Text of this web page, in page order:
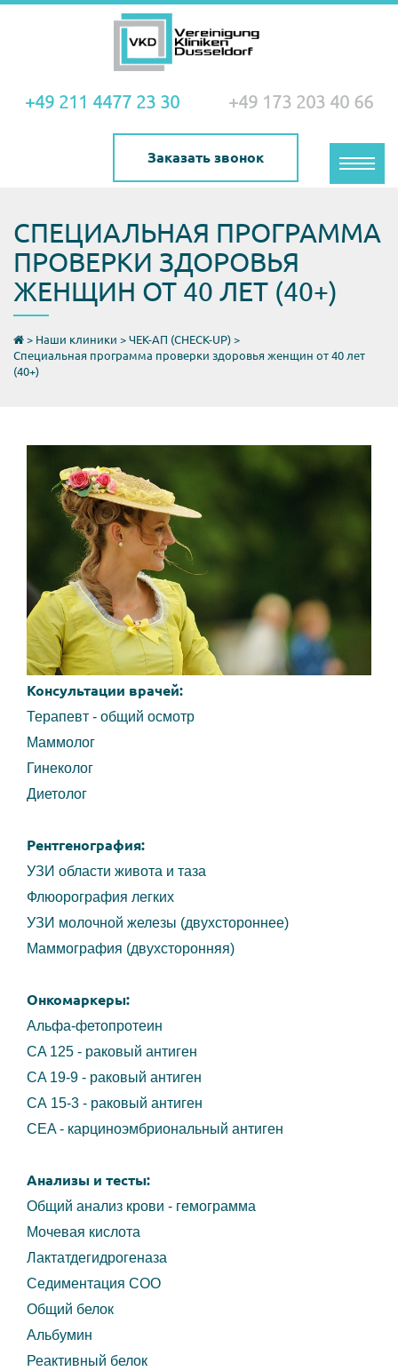
+49 211 4477 23 30 +49 173 203 40 66
Заказать звонок
Toggle
СПЕЦИАЛЬНАЯ ПРОГРАММА
ПРОВЕРКИ ЗДОРОВЬЯ
ЖЕНЩИН ОТ 40 ЛЕТ (40+)
> Наши клиники > ЧЕК-АП (CHECK-UP) >
Специальная программа проверки здоровья женщин от 40 лет
(40+)
Консультации врачей:
Терапевт - общий осмотр
Маммолог
Гинеколог
Диетолог
Рентгенография:
УЗИ области живота и таза
Флюорография легких
УЗИ молочной железы (двухстороннее)
Маммография (двухсторонняя)
Онкомаркеры:
Альфа-фетопротеин
CA 125 - раковый антиген
CA 19-9 - раковый антиген
CA 15-3 - раковый антиген
CEA - карциноэмбриональный антиген
Анализы и тесты:
Общий анализ крови - гемограмма
Мочевая кислота
Лактатдегидрогеназа
Седиментация COO
Общий белок
Альбумин
Реактивный белок